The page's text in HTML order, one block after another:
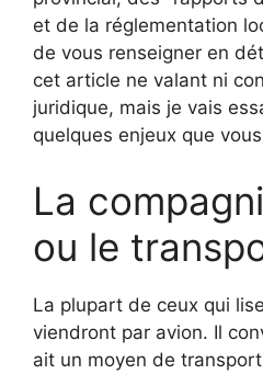
et de la réglementation
de vous renseigner en
cet article ne valant ni
juridique, mais je vais
quelques enjeux que
La
ou le
La plupart de ceux qui
viendront par avion. Il
ait un moyen de